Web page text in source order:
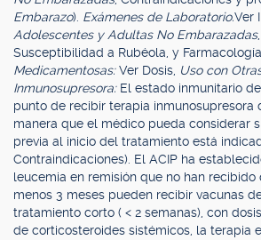
Embarazo). Exámenes de Laboratorio.Ver
Adolescentes y Adultas No Embarazadas
Susceptibilidad a Rubéola, y Farmacología.
Medicamentosas:Ver Dosis, Uso con
Inmunosupresora: El estado inmunitario
punto de recibir terapia inmunosupresora
manera que el médico pueda considerar
previa al inicio del tratamiento está
Contraindicaciones). El ACIP ha
leucemia en remisión que no han
menos 3 meses pueden recibir vacunas
tratamiento corto ( < 2 semanas), con
de corticosteroides sistémicos, la terapia